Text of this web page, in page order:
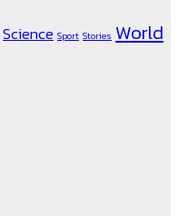
Science Sport Stories World